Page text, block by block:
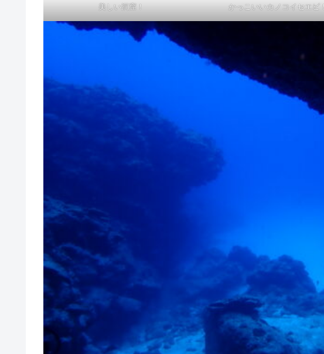
美しい洞窟！ かっこいいカノコイセエビ！